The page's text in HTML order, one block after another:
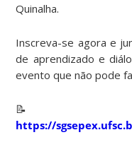
Quinalha.
Inscreva-se agora e
de aprendizado e
evento que não pode
📝
https://